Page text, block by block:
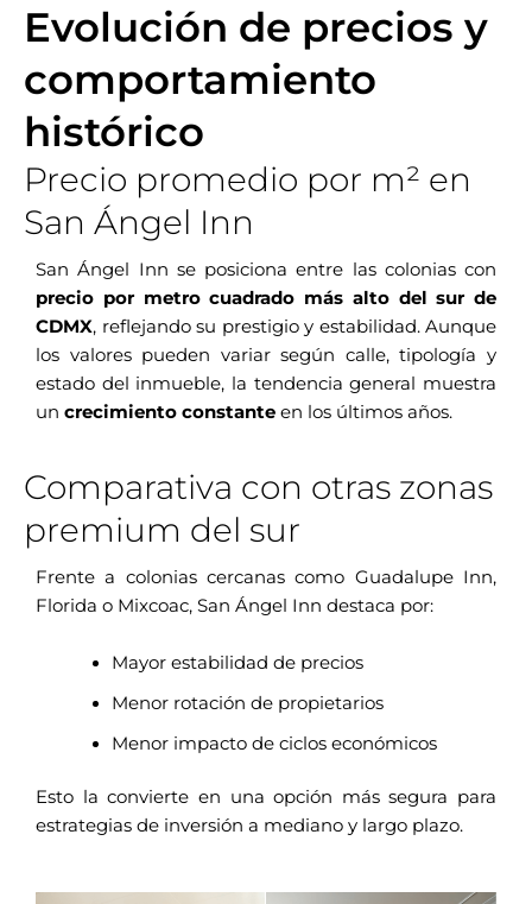
Evolución de precios y
comportamiento
histórico
Precio promedio por m² en
San Ángel Inn
San Ángel Inn se posiciona entre las colonias con
precio por metro cuadrado más alto del sur de
CDMX, reflejando su prestigio y estabilidad. Aunque
los valores pueden variar según calle, tipología y
estado del inmueble, la tendencia general muestra
un crecimiento constante en los últimos años.
Comparativa con otras zonas
premium del sur
Frente a colonias cercanas como Guadalupe Inn,
Florida o Mixcoac, San Ángel Inn destaca por:
Mayor estabilidad de precios
Menor rotación de propietarios
Menor impacto de ciclos económicos
Esto la convierte en una opción más segura para
estrategias de inversión a mediano y largo plazo.